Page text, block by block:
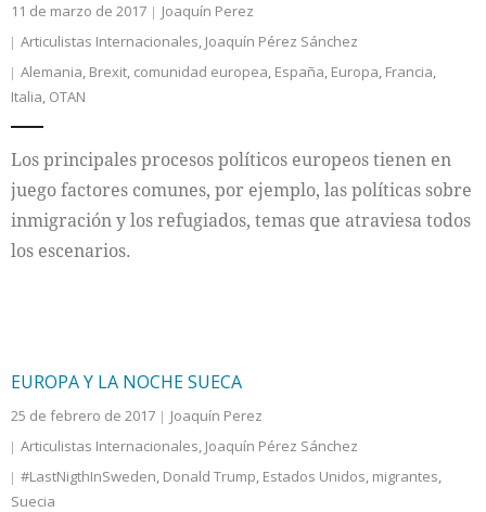
11 de marzo de 2017
Joaquín Perez
Articulistas Internacionales, Joaquín Pérez Sánchez
Alemania, Brexit, comunidad europea, España, Europa, Francia,
Italia, OTAN
Los principales procesos políticos europeos tienen en
juego factores comunes, por ejemplo, las políticas sobre
inmigración y los refugiados, temas que atraviesa todos
los escenarios.
EUROPA Y LA NOCHE SUECA
25 de febrero de 2017
Joaquín Perez
Articulistas Internacionales, Joaquín Pérez Sánchez
#LastNigthInSweden, Donald Trump, Estados Unidos, migrantes,
Suecia